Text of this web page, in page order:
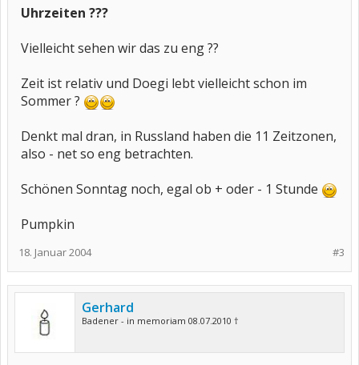
Uhrzeiten ???
Vielleicht sehen wir das zu eng ??
Zeit ist relativ und Doegi lebt vielleicht schon im
Sommer ?
Denkt mal dran, in Russland haben die 11 Zeitzonen,
also - net so eng betrachten.
Schönen Sonntag noch, egal ob + oder - 1 Stunde
Pumpkin
#3
18. Januar 2004
Gerhard
Badener - in memoriam 08.07.2010 †